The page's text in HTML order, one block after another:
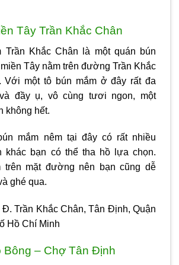
Tây Trần Khắc Chân
Trần Khắc Chân là một quán bún
Tây nằm trên đường Trần Khắc
Với một tô bún mắm ở đây rất đa
đầy ụ, vô cùng tươi ngon, một
không hết.
mắm nêm tại đây có rất nhiều
khác bạn có thể tha hồ lựa chọn.
trên mặt đường nên bạn cũng dễ
ghé qua.
Trần Khắc Chân, Tân Định, Quận
Hồ Chí Minh
Bông – Chợ Tân Định